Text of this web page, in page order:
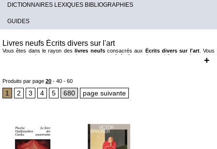
DICTIONNAIRES LEXIQUES BIBLIOGRAPHIES
GUIDES
Livres neufs Écrits divers sur l'art
Vous êtes dans le rayon deslivres neufsconsacrés aux Écrits divers sur l'art. Vous
retrouverez dans ce rayon des ouvrages généralistes, de synthèse ou des textes
+
Produits par page 20 - 40 - 60
1 2 3 4 5 680 page suivante